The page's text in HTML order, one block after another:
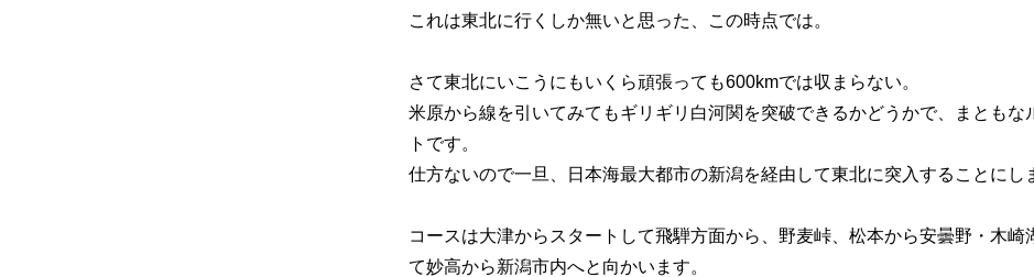
これは東北に行くしか無いと思った、この時点では。
さて東北にいこうにもいくら頑張っても600kmでは収まらない。
米原から線を引いてみてもギリギリ白河関を突破できるかどうかで、まともな
トです。
仕方ないので一旦、日本海最大都市の新潟を経由して東北に突入することにし
コースは大津からスタートして飛騨方面から、野麦峠、松本から安曇野・木
て妙高から新潟市内へと向かいます。